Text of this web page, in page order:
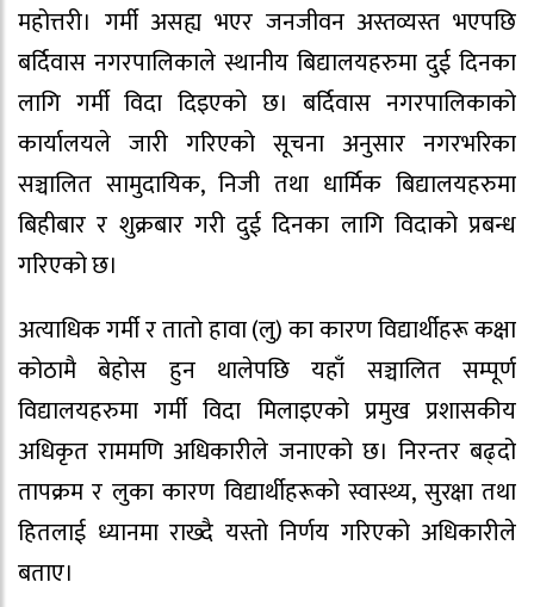
महोत्तरी। गर्मी असह्य भएर जनजीवन अस्तव्यस्त भएपछि
बर्दिवास नगरपालिकाले स्थानीय बिद्यालयहरुमा दुई दिनका
लागि गर्मी विदा दिइएको छ। बर्दिवास नगरपालिकाको
कार्यालयले जारी गरिएको सूचना अनुसार नगरभरिका
सञ्चालित सामुदायिक, निजी तथा धार्मिक बिद्यालयहरुमा
बिहीबार र शुक्रबार गरी दुई दिनका लागि विदाको प्रबन्ध
गरिएको छ।
अत्याधिक गर्मी र तातो हावा (लु) का कारण विद्यार्थीहरू कक्षा
कोठामै बेहोस हुन थालेपछि यहाँ सञ्चालित सम्पूर्ण
विद्यालयहरुमा गर्मी विदा मिलाइएको प्रमुख प्रशासकीय
अधिकृत राममणि अधिकारीले जनाएको छ। निरन्तर बढ्दो
तापक्रम र लुका कारण विद्यार्थीहरूको स्वास्थ्य, सुरक्षा तथा
हितलाई ध्यानमा राख्दै यस्तो निर्णय गरिएको अधिकारीले
बताए।